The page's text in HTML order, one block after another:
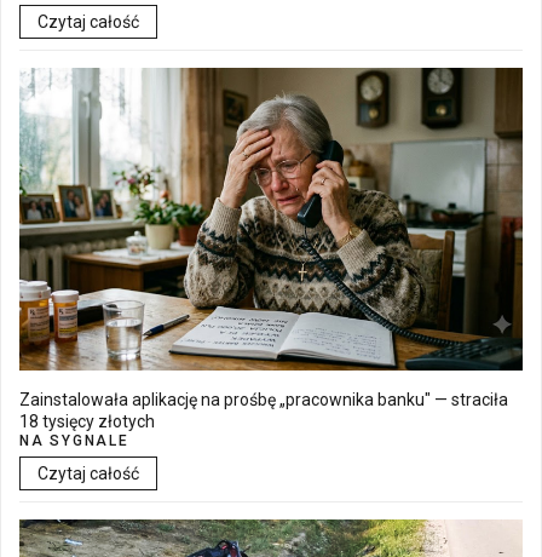
Czytaj całość
Zainstalowała aplikację na prośbę „pracownika banku" — straciła
18 tysięcy złotych
NA SYGNALE
Czytaj całość